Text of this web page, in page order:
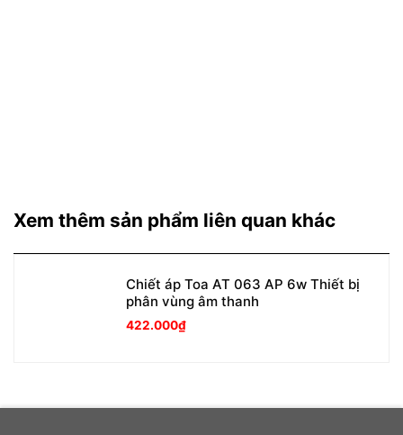
Xem thêm sản phẩm liên quan khác
Chiết áp Toa AT 063 AP 6w Thiết bị
phân vùng âm thanh
422.000₫